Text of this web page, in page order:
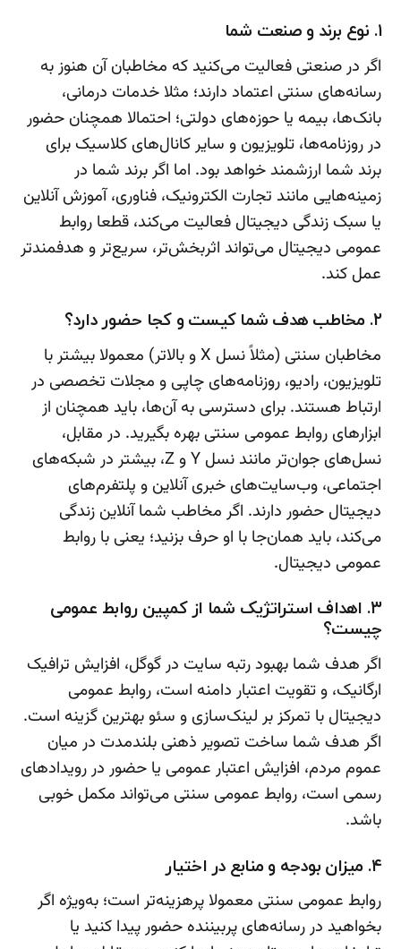
۱. نوع برند و صنعت شما
اگر در صنعتی فعالیت می‌کنید که مخاطبان آن هنوز به
رسانه‌های سنتی اعتماد دارند؛ مثلا خدمات درمانی،
بانک‌ها، بیمه یا حوزه‌های دولتی؛ احتمالا همچنان حضور
در روزنامه‌ها، تلویزیون و سایر کانال‌های کلاسیک برای
برند شما ارزشمند خواهد بود. اما اگر برند شما در
زمینه‌هایی مانند تجارت الکترونیک، فناوری، آموزش آنلاین
یا سبک زندگی دیجیتال فعالیت می‌کند، قطعا روابط
عمومی دیجیتال می‌تواند اثربخش‌تر، سریع‌تر و هدفمندتر
عمل کند.
۲. مخاطب هدف شما کیست و کجا حضور دارد؟
مخاطبان سنتی (مثلاً نسل X و بالاتر) معمولا بیشتر با
تلویزیون، رادیو، روزنامه‌های چاپی و مجلات تخصصی در
ارتباط هستند. برای دسترسی به آن‌ها، باید همچنان از
ابزارهای روابط عمومی سنتی بهره بگیرید. در مقابل،
نسل‌های جوان‌تر مانند نسل Y و Z، بیشتر در شبکه‌های
اجتماعی، وب‌سایت‌های خبری آنلاین و پلتفرم‌های
دیجیتال حضور دارند. اگر مخاطب شما آنلاین زندگی
می‌کند، باید همان‌جا با او حرف بزنید؛‌ یعنی با روابط
عمومی دیجیتال.
۳. اهداف استراتژیک شما از کمپین روابط عمومی
چیست؟
اگر هدف شما بهبود رتبه سایت در گوگل، افزایش ترافیک
ارگانیک، و تقویت اعتبار دامنه است، روابط عمومی
دیجیتال با تمرکز بر لینک‌سازی و سئو بهترین گزینه است.
اگر هدف شما ساخت تصویر ذهنی بلندمدت در میان
عموم مردم، افزایش اعتبار عمومی یا حضور در رویدادهای
رسمی است، روابط عمومی سنتی می‌تواند مکمل خوبی
باشد.
۴. میزان بودجه و منابع در اختیار
روابط عمومی سنتی معمولا پرهزینه‌تر است؛ به‌ویژه اگر
بخواهید در رسانه‌های پربیننده حضور پیدا کنید یا